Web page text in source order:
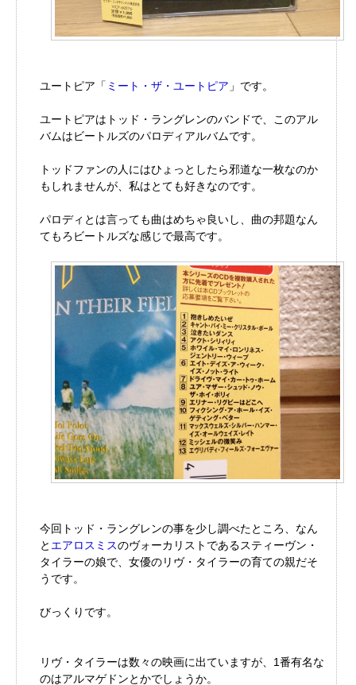
ユートピア「 ミート・ザ・ユートピア 」です。
ユートピアはトッド・ラングレンのバンドで、このアル
バムはビートルズのパロディアルバムです。
トッドファンの人にはひょっとしたら邪道な一枚なのか
もしれませんが、私はとても好きなのです。
パロディとは言っても曲はめちゃ良いし、曲の邦題なん
てもろビートルズな感じで最高です。
今回トッド・ラングレンの事を少し調べたところ、なん
と エアロスミスのヴォーカリストであるスティーヴン・
タイラーの娘で、女優のリヴ・タイラーの育ての親だそ
うです。
びっくりです。
リヴ・タイラーは数々の映画に出ていますが、1番有名な
のはアルマゲドンとかでしょうか。